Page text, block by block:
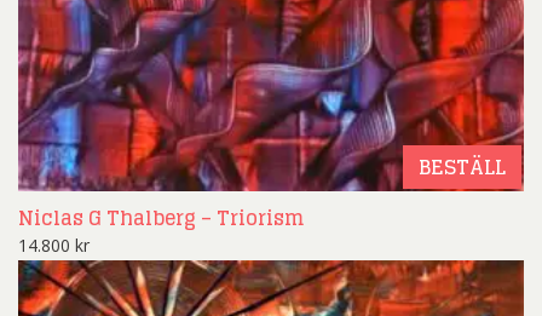
BESTÄLL
Niclas G Thalberg – Triorism
14.800 kr